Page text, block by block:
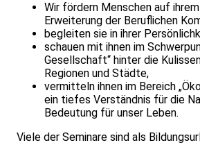
Wir fördern Menschen auf
Erweiterung der Beruflichen
begleiten sie in ihrer
schauen mit ihnen im
Gesellschaft“ hinter die
Regionen und Städte,
vermitteln ihnen im Bereich
ein tiefes Verständnis für die
Bedeutung für unser Leben.
Viele der Seminare sind als